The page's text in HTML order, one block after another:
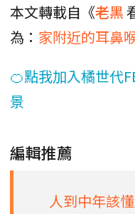
本文轉載自《老黑
為： 家附近的耳鼻
🍊點我加入橘世代
景
編輯推薦
人到中年該